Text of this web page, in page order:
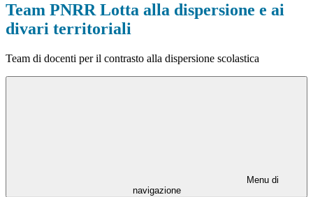
Team PNRR Lotta alla dispersione e ai
divari territoriali
Team di docenti per il contrasto alla dispersione scolastica
Menu di
navigazione